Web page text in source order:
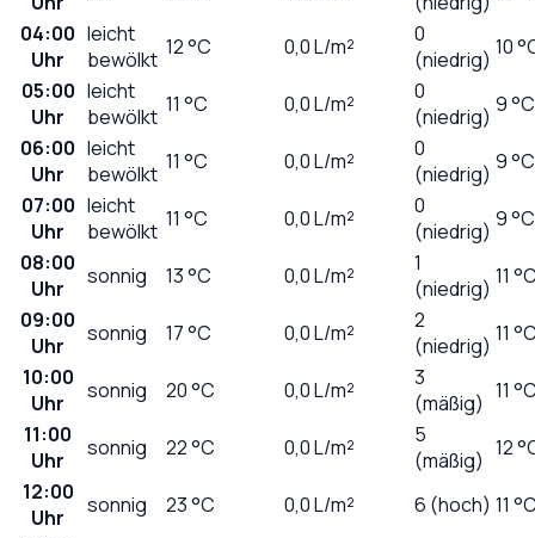
04:00
Uhr
leicht
bewölkt 12°C 0,0L/m²
0
(niedrig) 10
05:00
Uhr
leicht
bewölkt 11 °C 0,0L/m²
0
(niedrig) 9 °C
06:00
Uhr
leicht
bewölkt 11 °C 0,0L/m²
0
(niedrig) 9 °C
07:00
Uhr
leicht
bewölkt 11 °C 0,0L/m²
0
(niedrig) 9 °C
08:00
Uhr
sonnig 13°C 0,0L/m²
1
(niedrig) 11
09:00
Uhr
sonnig 17°C 0,0L/m²
2
(niedrig) 11
10:00
Uhr
sonnig 20°C 0,0L/m²
3
(mäßig) 11
11:00
Uhr
sonnig 22°C 0,0L/m²
5
(mäßig) 12
12:00
Uhr
sonnig 23°C 0,0L/m² 6 (hoch) 11